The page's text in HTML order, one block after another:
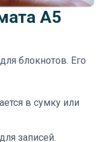
А5
блокнотов. Его
в сумку или
записей.